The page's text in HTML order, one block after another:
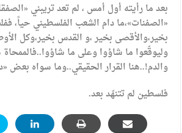
بعد ما رأيته أول أمس ، لم تعد تريبني
«الصفنات»،ما دام الشعب الفلسطيني حياً،
بخير،والأقصى بخير ،و القدس بخير،وكل
وليوقّعوا ما شاؤوا وعلى ما
والدم!..هنا القرار الحقيقي..وما سواه بعض
فلسطين لم تتنهّد بعد.